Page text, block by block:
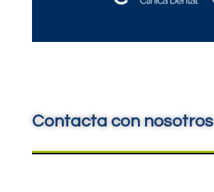
Contacta con nosotros